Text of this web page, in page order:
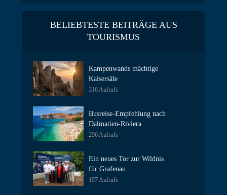
BELIEBTESTE BEITRÄGE AUS
TOURISMUS
Kampenwands mächtige
Kaisersäle
316 Aufrufe
Busreise-Empfehlung nach
Dalmatien-Riviera
296 Aufrufe
Ein neues Tor zur Wildnis
für Grafenau
197 Aufrufe